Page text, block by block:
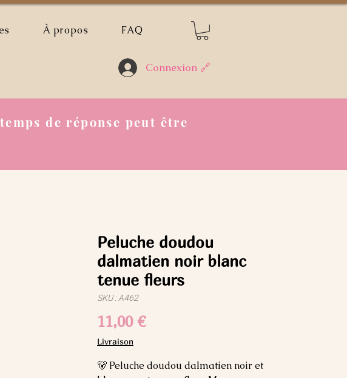
À propos FAQ
Connexion 🔗
de réponse peut être
Peluche doudou
dalmatien noir blanc
tenue fleurs
SKU : A462
11,00 €Prix
Livraison
🐻 Peluche doudou dalmatien noir et